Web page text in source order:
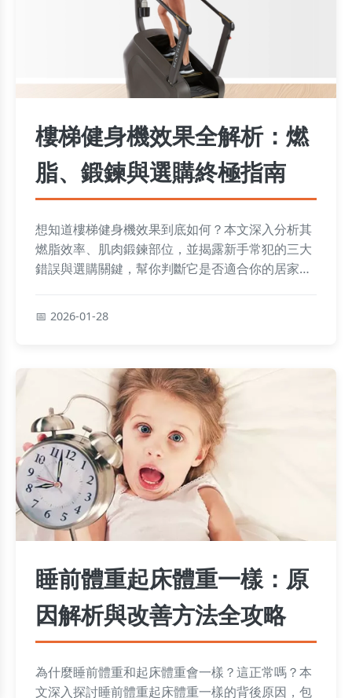
樓梯健身機效果全解析：燃
脂、鍛鍊與選購終極指南
想知道樓梯健身機效果到底如何？本文深入分析其
燃脂效率、肌肉鍛鍊部位，並揭露新手常犯的三大
錯誤與選購關鍵，幫你判斷它是否適合你的居家健
2026-01-28
睡前體重起床體重一樣：原
因解析與改善方法全攻略
為什麼睡前體重和起床體重會一樣？這正常嗎？本
文深入探討睡前體重起床體重一樣的背後原因，包